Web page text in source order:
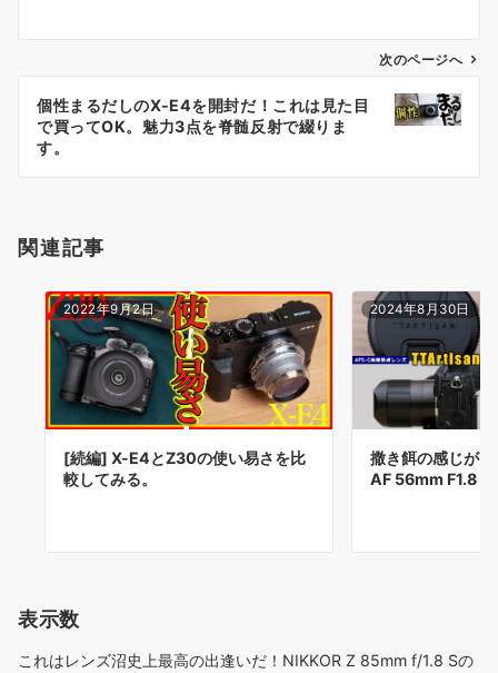
ン
次のページへ
個性まるだしのX-E4を開封だ！これは見た目
で買ってOK。魅力3点を脊髄反射で綴りま
す。
関連記事
2022年9月2日
[続編] X-E4とZ30の使い易さを比
較してみる。
2024年8月30日
撒き餌の感じが
AF 56mm F1.8
表示数
これはレンズ沼史上最高の出逢いだ！NIKKOR Z 85mm f/1.8 Sの